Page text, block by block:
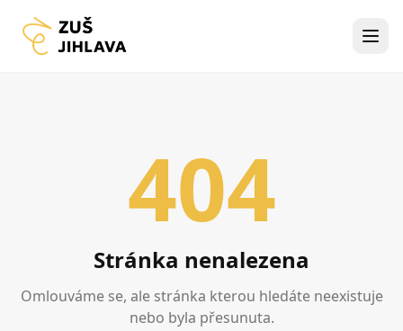
404
Stránka nenalezena
Omlouváme se, ale stránka kterou hledáte neexistuje
nebo byla přesunuta.